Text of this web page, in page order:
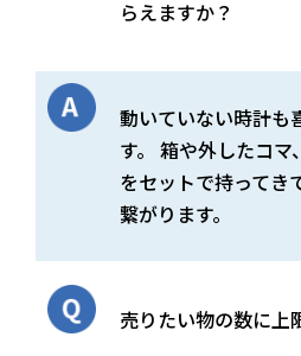
らえますか？
動いていない時計も
す。 箱や外したコ
をセットで持ってき
繋がります。
売りたい物の数に上